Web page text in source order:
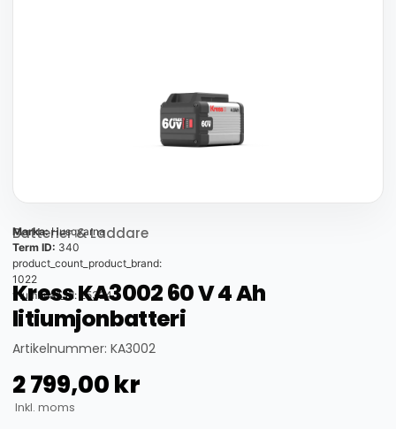
Batterier & Laddare
Marka:Husqvarna
Term ID: 340
product_count_product_brand:
1022
thumbnail_id: 25324
Kress KA3002 60 V 4 Ah
litiumjonbatteri
Artikelnummer: KA3002
2 799,00kr
Inkl. moms